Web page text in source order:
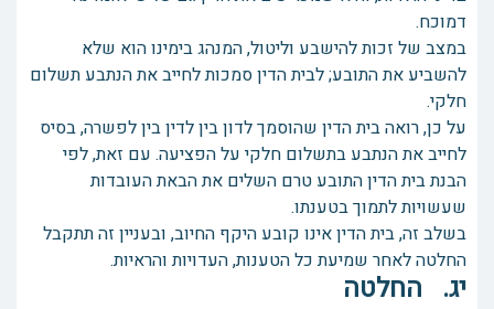
דמוכח.
במצב של זכות להישבע וליטול, המנהג בימינו הוא שלא
להשביע את התובע; לבית הדין סמכות לחייב את הנתבע תשלום
חלקי.
על כן, רואה בית הדין שהוסמך לדון בין לדין בין לפשרה, בסיס
לחייב את הנתבע בתשלום חלקי על הפציעה. עם זאת, לפי
הבנת בית הדין התובע טרם השלים את הבאת העובדות
שעשויות לתמוך בטענתו.
בשלב זה, בית הדין אינו קובע היקף החיוב, ובעניין זה תתקבל
החלטה לאחר שמיעת כל הטענות, העדויות והראיות.
יג. החלטה